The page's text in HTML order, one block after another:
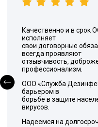
Качественно и в срок
исполняет
свои договорные
всегда проявляют
отзывчивость,
профессионализм.
ООО «Служба
барьером в
борьбе в защите
вирусов.
Надеемся на